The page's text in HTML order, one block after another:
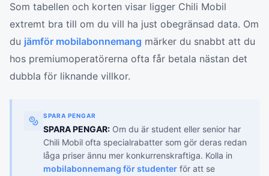
Som tabellen och korten visar ligger Chili Mobil
extremt bra till om du vill ha just obegränsad data. Om
du jämför mobilabonnemang märker du snabbt att du
hos premiumoperatörerna ofta får betala nästan det
dubbla för liknande villkor.
SPARA PENGAR
SPARA PENGAR: Om du är student eller senior har
Chili Mobil ofta specialrabatter som gör deras redan
låga priser ännu mer konkurrenskraftiga. Kolla in
mobilabonnemang för studenter för att se